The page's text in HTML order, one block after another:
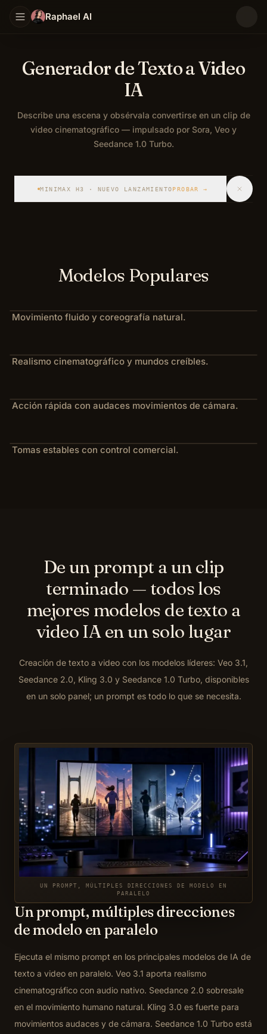
Raphael AI
Generador de Texto a Video
IA
Describe una escena y obsérvala convertirse en un clip de
video cinematográfico — impulsado por Sora, Veo y
Seedance 1.0 Turbo.
MINIMAX H3 · NUEVO LANZAMIENTOPROBAR →
Modelos Populares
Movimiento fluido y coreografía natural.
Realismo cinematográfico y mundos creíbles.
Acción rápida con audaces movimientos de cámara.
Tomas estables con control comercial.
De un prompt a un clip
terminado — todos los
mejores modelos de texto a
video IA en un solo lugar
Creación de texto a video con los modelos líderes: Veo 3.1,
Seedance 2.0, Kling 3.0 y Seedance 1.0 Turbo, disponibles
en un solo panel; un prompt es todo lo que se necesita.
UN PROMPT, MÚLTIPLES DIRECCIONES DE MODELO EN
PARALELO
Un prompt, múltiples direcciones
de modelo en paralelo
Ejecuta el mismo prompt en los principales modelos de IA de
texto a video en paralelo. Veo 3.1 aporta realismo
cinematográfico con audio nativo. Seedance 2.0 sobresale
en el movimiento humano natural. Kling 3.0 es fuerte para
movimientos audaces y de cámara. Seedance 1.0 Turbo está